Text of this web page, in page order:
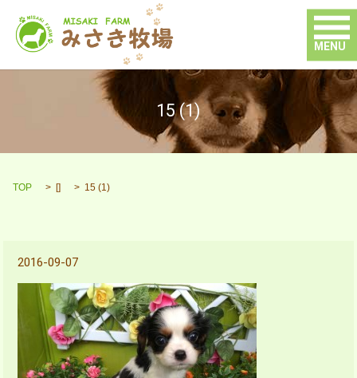
MENU
15 (1)
TOP [] 15 (1)
2016-09-07